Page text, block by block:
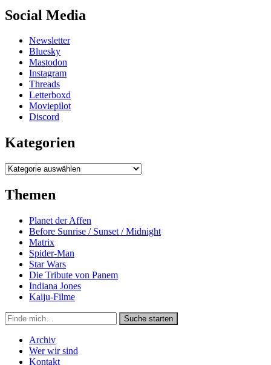
Social Media
Newsletter
Bluesky
Mastodon
Instagram
Threads
Letterboxd
Moviepilot
Discord
Kategorien
Kategorien
Themen
Planet der Affen
Before Sunrise / Sunset / Midnight
Matrix
Spider-Man
Star Wars
Die Tribute von Panem
Indiana Jones
Kaiju-Filme
Suche
in
https://secondunit-
podcast.de/
Suche starten
Archiv
Wer wir sind
Kontakt